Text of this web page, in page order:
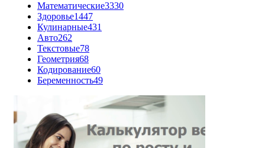
Математические3330
Здоровье1447
Кулинарные431
Авто262
Текстовые78
Геометрия68
Кодирование60
Беременность49